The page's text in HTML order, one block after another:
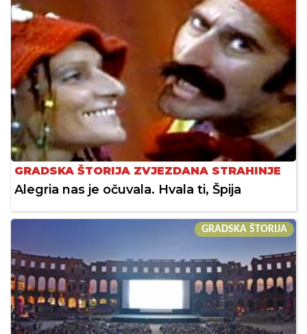
GRADSKA ŠTORIJA ZVJEZDANA STRAHINJE
Alegria nas je očuvala. Hvala ti, Špija
GRADSKA ŠTORIJA